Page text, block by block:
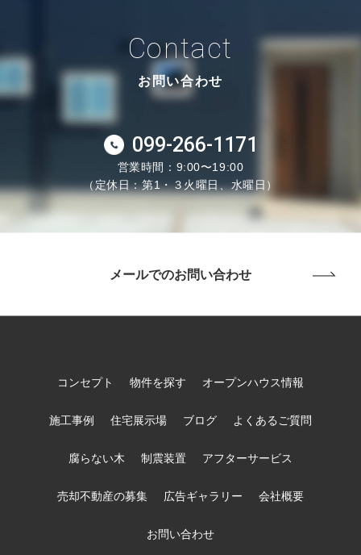
Contact
お問い合わせ
099-266-1171
営業時間：9:00〜19:00
（定休日：第1・３火曜日、水曜日）
メールでのお問い合わせ
コンセプト 物件を探す オープンハウス情報
施工事例 住宅展示場 ブログ よくあるご質問
腐らない木 制震装置 アフターサービス
売却不動産の募集 広告ギャラリー 会社概要
お問い合わせ